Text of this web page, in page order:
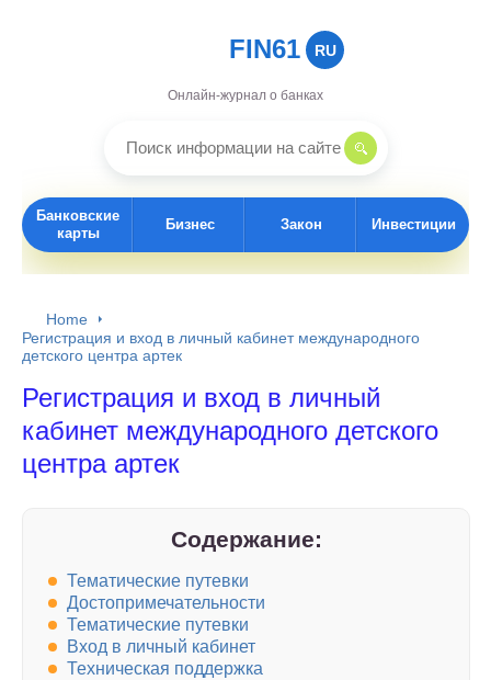
FIN61 RU
Онлайн-журнал о банках
Банковские
карты
Бизнес Закон Инвестиции
Home
Регистрация и вход в личный кабинет международного
детского центра артек
Регистрация и вход в личный
кабинет международного детского
центра артек
Содержание:
Тематические путевки
Достопримечательности
Тематические путевки
Вход в личный кабинет
Техническая поддержка